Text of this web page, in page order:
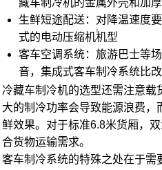
生鲜短途配送：对降温速度
式的电动压缩机机型
客车空调系统：旅游巴士等
音，集成式客车制冷系统比
冷藏车制冷机的选型还需注意载
大的制冷功率会导致能源浪费，
鲜效果。对于标准6.8米货厢，
合货物运输需求。
客车制冷系统的特殊之处在于需